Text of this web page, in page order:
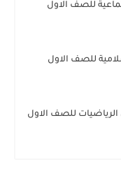
للصف الاول
للصف الاول
للصف الاول